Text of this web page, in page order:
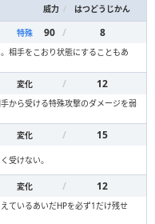
威力 / はつどうじかん
特殊 90 / 8
相手をこおり状態にすることもあ
変化 / 12
から受ける特殊攻撃のダメージを弱
変化 / 15
受けない。
変化 / 12
ているあいだHPを必ず1だけ残せ